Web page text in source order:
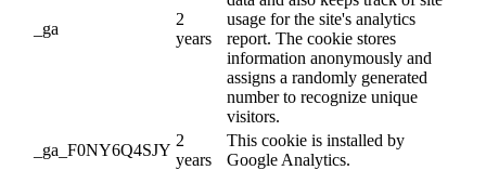
_ga
2
years
usage for the site's analytics
report. The cookie stores
information anonymously and
assigns a randomly generated
number to recognize unique
visitors.
_ga_F0NY6Q4SJY
2
years
This cookie is installed by
Google Analytics.